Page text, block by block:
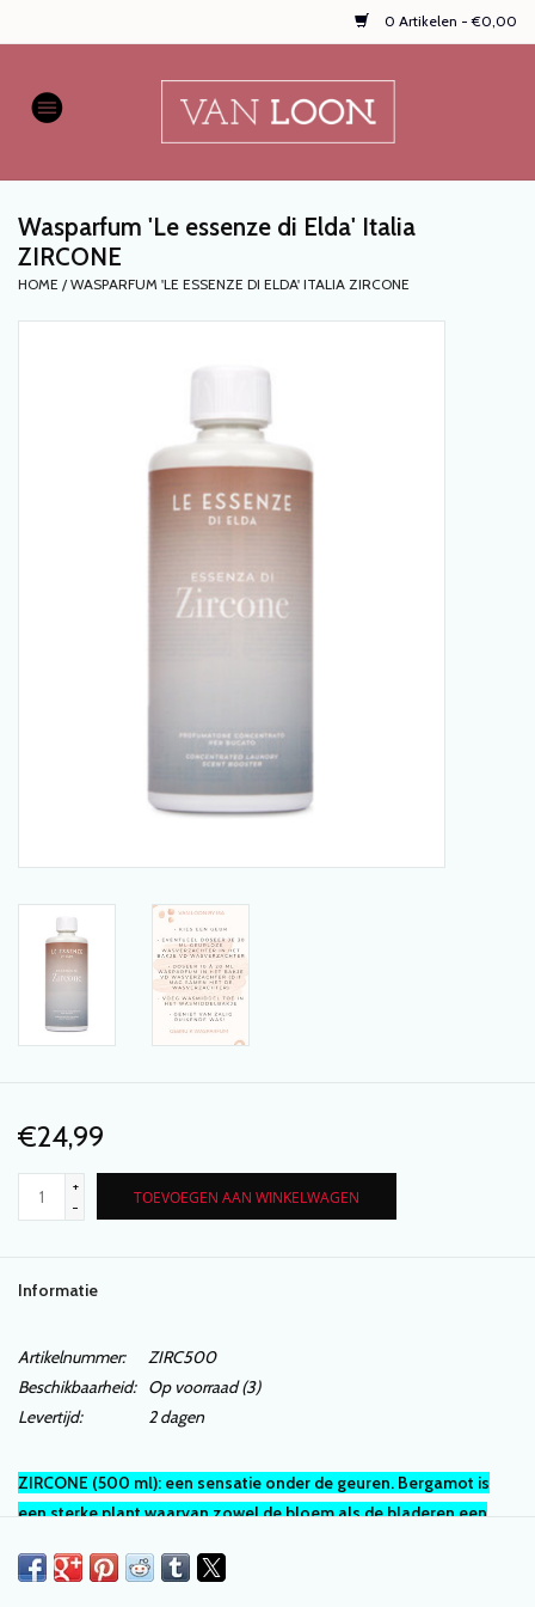
0 Artikelen - €0,00
Home
AUTOPARFUMS
NIEUW
Onze populaire
HANDZEPEN, TEXTIELSPRAYS,
SCHOENENDROGER *nieuw*
Wasparfum 'Le essenze di Elda' Italia
ZIRCONE
HOME / WASPARFUM 'LE ESSENZE DI ELDA' ITALIA ZIRCONE
€24,99
+
-
TOEVOEGEN AAN WINKELWAGEN
Informatie
Artikelnummer:
ZIRC500
Beschikbaarheid:
Op voorraad(3)
Levertijd:
2 dagen
ZIRCONE (500 ml): een sensatie onder de geuren. Bergamot is
een sterke plant waarvan zowel de bloem als de bladeren een
en bergamot prikkelt de zintuigen om een aangename manier.